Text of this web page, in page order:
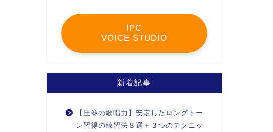
IPC
VOICE STUDIO
新着記事
【圧巻の歌唱力】安定したロングトー
ン習得の練習法８選＋３つのテクニッ